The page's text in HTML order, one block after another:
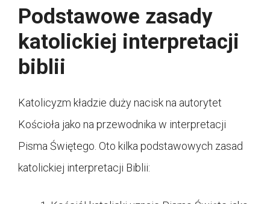
Podstawowe zasady
katolickiej interpretacji
biblii
Katolicyzm kładzie duży nacisk na autorytet
Kościoła jako na przewodnika w interpretacji
Pisma Świętego. Oto kilka podstawowych zasad
katolickiej interpretacji Biblii: